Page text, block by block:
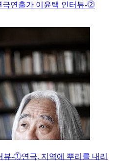
극연출가 이윤택 인터뷰-⓶
뷰-⓵연극, 지역에 뿌리를 내리